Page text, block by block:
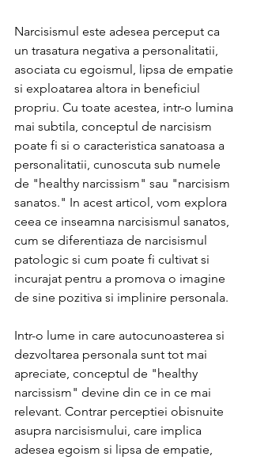
Narcisismul este adesea perceput ca
un trasatura negativa a personalitatii,
asociata cu egoismul, lipsa de empatie
si exploatarea altora in beneficiul
propriu. Cu toate acestea, intr-o lumina
mai subtila, conceptul de narcisism
poate fi si o caracteristica sanatoasa a
personalitatii, cunoscuta sub numele
de "healthy narcissism" sau "narcisism
sanatos." In acest articol, vom explora
ceea ce inseamna narcisismul sanatos,
cum se diferentiaza de narcisismul
patologic si cum poate fi cultivat si
incurajat pentru a promova o imagine
de sine pozitiva si implinire personala.
Intr-o lume in care autocunoasterea si
dezvoltarea personala sunt tot mai
apreciate, conceptul de "healthy
narcissism" devine din ce in ce mai
relevant. Contrar perceptiei obisnuite
asupra narcisismului, care implica
adesea egoism si lipsa de empatie,